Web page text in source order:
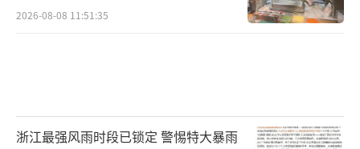
2026-08-08 11:51:35
浙江最强风雨时段已锁定 警惕特大暴雨